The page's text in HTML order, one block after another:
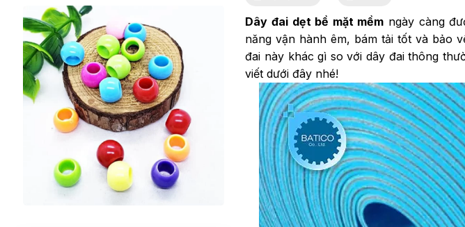
Dây đai dẹt bề mặt mềm ngày càng
năng vận hành êm, bám tải tốt và bảo
đai này khác gì so với dây đai thông
viết dưới đây nhé!